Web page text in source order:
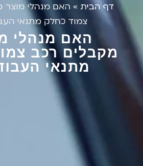
דף הבית» האם מנהלי מוצר
צמוד כחלק מתנאי
האם מנהלי
מקבלים רכב
מתנאי